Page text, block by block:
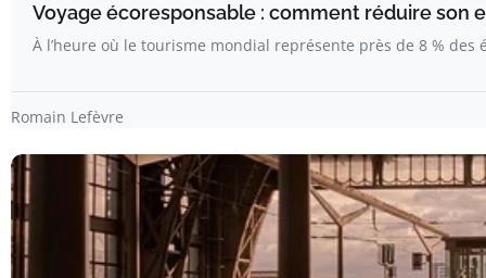
Voyage écoresponsable : comment réduire son
À l’heure où le tourisme mondial représente près de 8 % des
Romain Lefèvre